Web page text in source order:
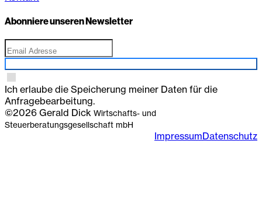
Abonniere unseren Newsletter
Ich erlaube die Speicherung meiner Daten für die
Anfragebearbeitung.
©2026 Gerald Dick Wirtschafts- und
Steuerberatungsgesellschaft mbH
ImpressumDatenschutz